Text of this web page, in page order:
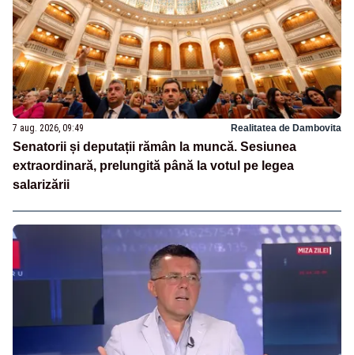
7 aug. 2026, 09:49 Realitatea de Dambovita
Senatorii și deputații rămân la muncă. Sesiunea
extraordinară, prelungită până la votul pe legea
salarizării